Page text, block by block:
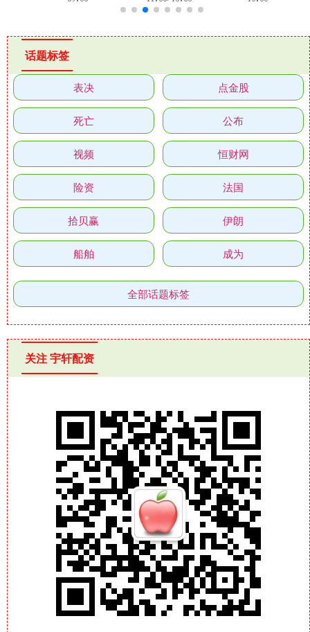
话题标签
表决 点金股
死亡 公布
视频 恒财网
险资 法国
拾贝赢 伊朗
船舶 成为
全部话题标签
关注 宇轩配资